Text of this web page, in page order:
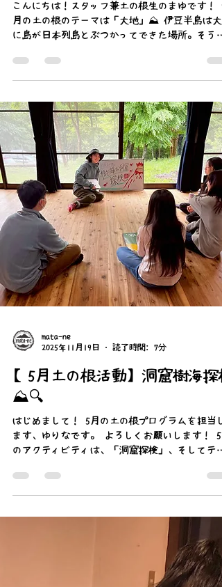
こんにちは！スタッフ兼土の根生のまゆです！ 9
月の土の根のテーマは「大地」⛰ 伊豆半島は大
に島が日本列島とぶつかってできた場所。そうし
土地になっています。今回の土の根は、２泊３日
でその豊かさを存分に感じ取り、楽しんできまし
火起こし。今回はリピーターの人たちが火起こし
が初めての人に教えるという形で行いました。相
手が分かるように伝えるというのは思ったよりも
難しく、分かると伝えるの間には大きな壁がある
んだなと感じました。火種や小さな木材をどのく
らいの量が必要になるのかみんなで話し合って試
行錯誤しながら火をおこすことができました。
して、火起こしをした後、私たちが起こした火で
飯盒で夕飯のご飯を炊きました！ご飯を焦がさな
いようにトングを飯盒にあてたり、匂いを嗅いだ
りと美味しいご飯ができるように頑張りました！
◎ ２日目 遠征のために早めに起床。外に出てみ
たら鮮やかな朝焼けが見られました。普段東京に
いるとお昼頃まで寝てしまっている私にとっては
mata-ne
2025年11月19日
読了時間: 7分
【5月土の根活動】洞窟樹海探
⛰️🔍
はじめまして！ 5月の土の根プログラムを担当し
ます、ゆりなです。 よろしくお願いします！ 5
のアクティビティは、「洞窟探検」、そしてテー
は、富士箱根伊豆国立公園にまたがる富士山原始
林、及び“青木ヶ原樹海”です。 皆さんはどん
木々、または怖い噂なんかもあったりして… な
となく、青木ヶ原樹海へのイメージを意識しなが
らぜひお読みください。そして、当たり前に感謝
するとはどういうことなのか。 真の青木ヶ原樹
を知れば、あなたも絶対に訪れてみたくなるは